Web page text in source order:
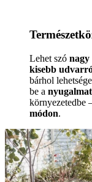
Lehet szó nagy
kisebb
bárhol
be a nyugalmat
környezetedbe
módon.